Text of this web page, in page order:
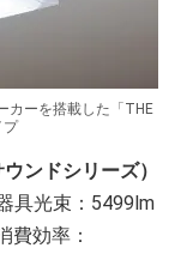
カーを搭載した「THE
プ
ンドシリーズ）
具光束：5499lm
費効率：